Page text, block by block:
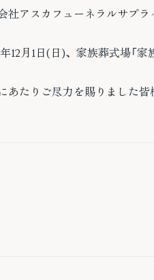
社アスカフューネラルサプラ
12月1日(日)、家族葬式場「
あたりご尽力を賜りました皆